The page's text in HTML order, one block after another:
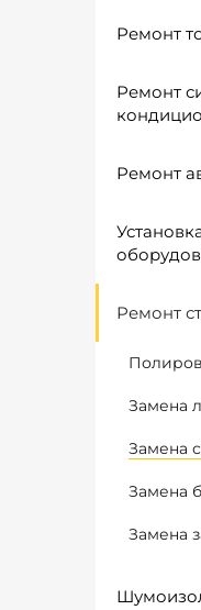
Ремонт
Ремонт
Ремонт
Ремонт
Замена
Замена
Замена
Замена